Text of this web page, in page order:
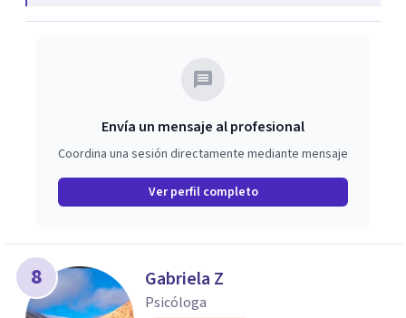
Envía un mensaje al profesional
Coordina una sesión directamente mediante mensaje
Ver perfil completo
8 Gabriela Z
Psicóloga